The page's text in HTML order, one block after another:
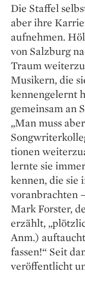
Die Staffel
aber ihre
aufnehmen.
von Salzburg
Traum
Musikern, die
kennengelernt
gemeinsam an
„Man muss
tionen
lernte sie
kennen, die
voranbrachten
Mark Forster,
erzählt,
Anm.)
fassen!“ Seit
veröffentlicht